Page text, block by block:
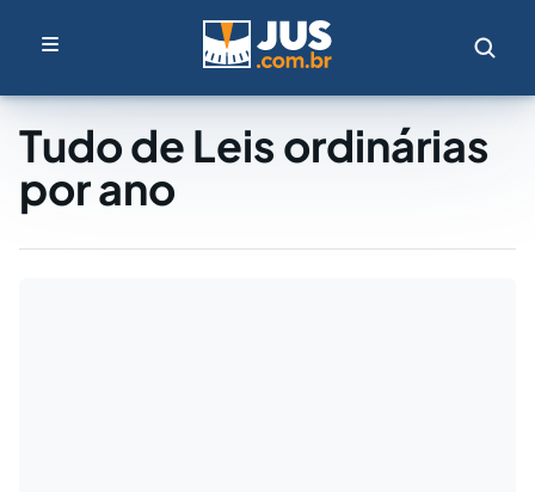
Tudo de Leis ordinárias
por ano